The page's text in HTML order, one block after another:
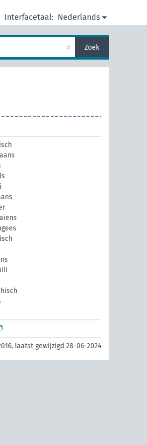
Interfacetaal: Nederlands
× Zoek
laatst gewijzigd 28-06-2024